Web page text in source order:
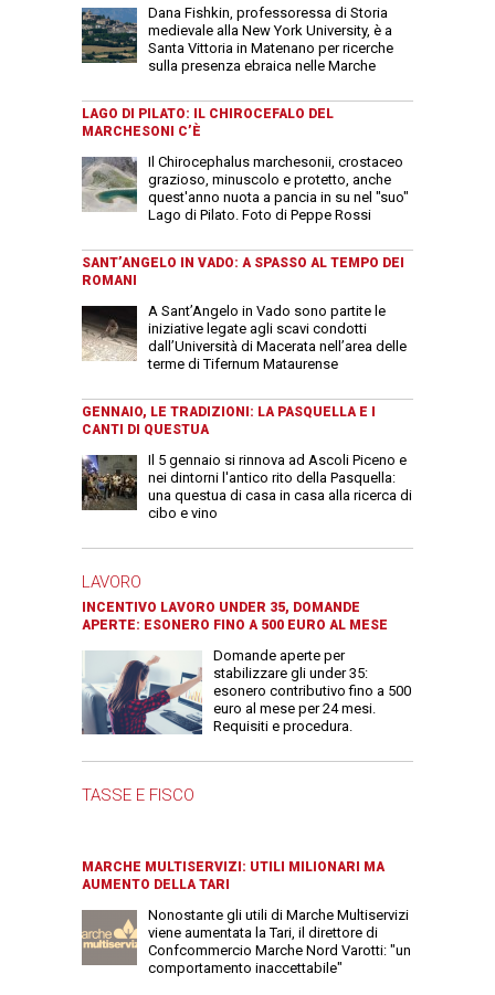
Dana Fishkin, professoressa di Storia
medievale alla New York University, è a
Santa Vittoria in Matenano per ricerche
sulla presenza ebraica nelle Marche
LAGO DI PILATO: IL CHIROCEFALO DEL
MARCHESONI C’È
Il Chirocephalus marchesonii, crostaceo
grazioso, minuscolo e protetto, anche
quest'anno nuota a pancia in su nel "suo"
Lago di Pilato. Foto di Peppe Rossi
SANT’ANGELO IN VADO: A SPASSO AL TEMPO DEI
ROMANI
A Sant’Angelo in Vado sono partite le
iniziative legate agli scavi condotti
dall’Università di Macerata nell’area delle
terme di Tifernum Mataurense
GENNAIO, LE TRADIZIONI: LA PASQUELLA E I
CANTI DI QUESTUA
Il 5 gennaio si rinnova ad Ascoli Piceno e
nei dintorni l'antico rito della Pasquella:
una questua di casa in casa alla ricerca di
cibo e vino
LAVORO
INCENTIVO LAVORO UNDER 35, DOMANDE
APERTE: ESONERO FINO A 500 EURO AL MESE
Domande aperte per
stabilizzare gli under 35:
esonero contributivo fino a 500
euro al mese per 24 mesi.
Requisiti e procedura.
TASSE E FISCO
MARCHE MULTISERVIZI: UTILI MILIONARI MA
AUMENTO DELLA TARI
Nonostante gli utili di Marche Multiservizi
viene aumentata la Tari, il direttore di
Confcommercio Marche Nord Varotti: "un
comportamento inaccettabile"